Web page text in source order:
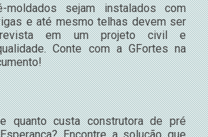
sejam instalados com
e até mesmo telhas devem ser
em um projeto civil e
Conte com a GFortes na
quanto custa construtora de pré